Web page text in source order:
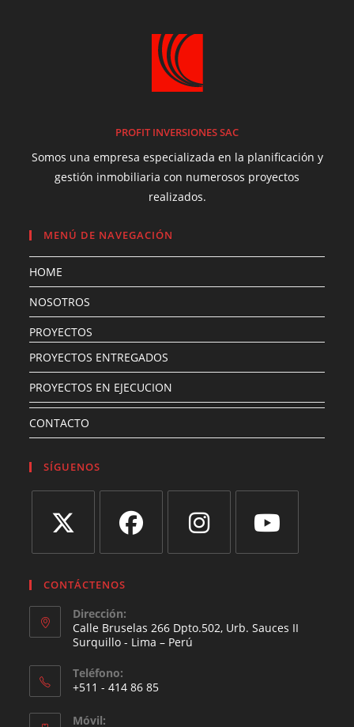
PROFIT INVERSIONES SAC
Somos una empresa especializada en la planificación y
gestión inmobiliaria con numerosos proyectos
realizados.
MENÚ DE NAVEGACIÓN
HOME
NOSOTROS
PROYECTOS
PROYECTOS ENTREGADOS
PROYECTOS EN EJECUCION
CONTACTO
SÍGUENOS
abre
en
una
nueva
pestaña
abre
una
nueva
una
nueva
una
CONTÁCTENOS
Dirección:
Calle Bruselas 266 Dpto.502, Urb. Sauces II
Surquillo - Lima – Perú
Teléfono:
+511 - 414 86 85
Móvil: